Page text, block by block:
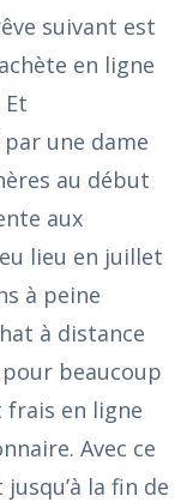
suivant est
en ligne
une dame
au début
aux
lieu en juillet
à peine
à distance
beaucoup
frais en ligne
Avec ce
la fin de